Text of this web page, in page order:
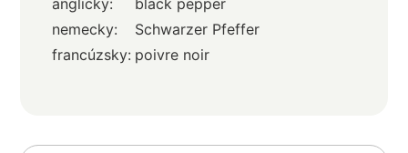
nemecky:
Schwarzer Pfeffer
francúzsky: poivre noir